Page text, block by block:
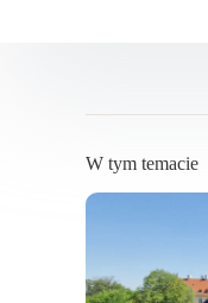
W tym temacie